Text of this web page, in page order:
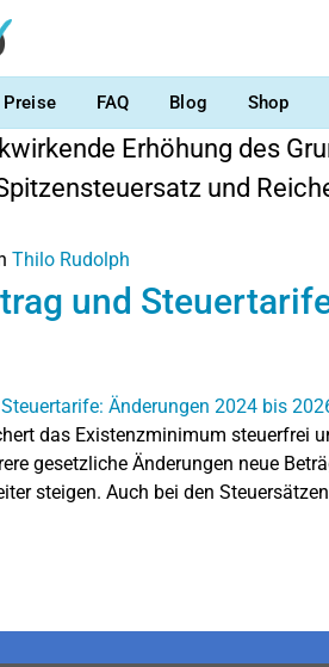
Preise FAQ Blog Shop
Erhöhung des
und
Thilo Rudolph
und
das Existenzminimum steuerfrei
gesetzliche Änderungen neue
steigen. Auch bei den